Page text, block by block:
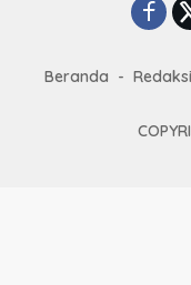
Beranda Redaksi